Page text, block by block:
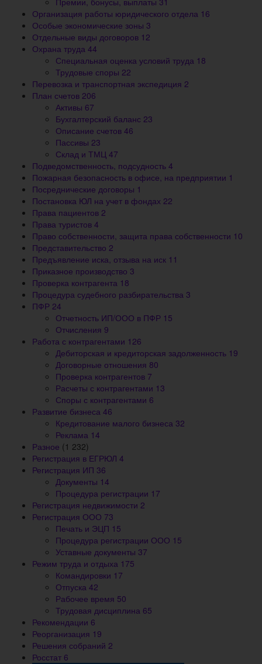
Организация работы юридического отдела 16
Особые экономические зоны 3
Отдельные виды договоров 12
Охрана труда 44
Специальная оценка условий труда 18
Трудовые споры 22
Перевозка и транспортная экспедиция 2
План счетов 206
Активы 67
Бухгалтерский баланс 23
Описание счетов 46
Пассивы 23
Склад и ТМЦ 47
Подведомственность, подсудность 4
Пожарная безопасность в офисе, на предприятии 1
Посреднические договоры 1
Постановка ЮЛ на учет в фондах 22
Права пациентов 2
Права туристов 4
Право собственности, защита права собственности 10
Представительство 2
Предъявление иска, отзыва на иск 11
Приказное производство 3
Проверка контрагента 18
Процедура судебного разбирательства 3
ПФР 24
Отчетность ИП/ООО в ПФР 15
Отчисления 9
Работа с контрагентами 126
Дебиторская и кредиторская задолженность 19
Договорные отношения 80
Проверка контрагентов 7
Расчеты с контрагентами 13
Споры с контрагентами 6
Развитие бизнеса 46
Кредитование малого бизнеса 32
Реклама 14
Разное (1 232)
Регистрация в ЕГРЮЛ 4
Регистрация ИП 36
Документы 14
Процедура регистрации 17
Регистрация недвижимости 2
Регистрация ООО 73
Печать и ЭЦП 15
Процедура регистрации ООО 15
Уставные документы 37
Режим труда и отдыха 175
Командировки 17
Отпуска 42
Рабочее время 50
Трудовая дисциплина 65
Рекомендации 6
Реорганизация 19
Решения собраний 2
Росстат 6